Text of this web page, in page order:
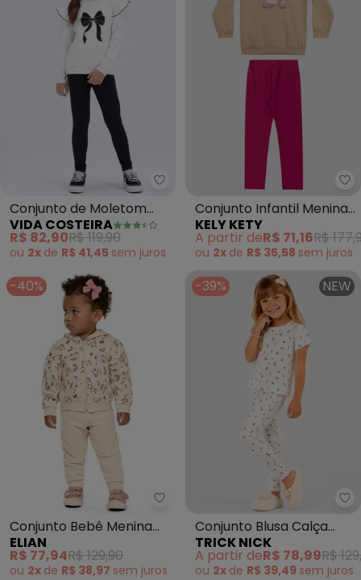
Vida Costeira - Conjunto de
Conjunto de Moletom
Babado e Laço (Off
White)
VIDA COSTEIRA
R$ 82,90R$ 119,90
ou 2x de R$ 41,45 sem juros
Conjunto Infantil Menina
Blusão e Legging (Bege)
KELY KETY
A partir deR$ 71,16R$
ou 2x de R$ 35,58 sem juros
-40%
Elian - Conjunto Bebê Menina
Conjunto Bebê Menina
com Capuz Coelhinhos
(Bege)
ELIAN
R$ 77,94R$ 129,90
ou 2x de R$ 38,97 sem juros
-39% NEW
Conjunto Blusa Calça
Infantil Estampado
(Bege)
TRICK NICK
A partir deR$ 78,99R$
ou 2x de R$ 39,49 sem juros